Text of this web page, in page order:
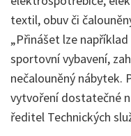
textil, obuv či
„Přinášet lze
sportovní vybavení,
nečalouněný nábytek.
vytvoření dostatečné
ředitel Technických